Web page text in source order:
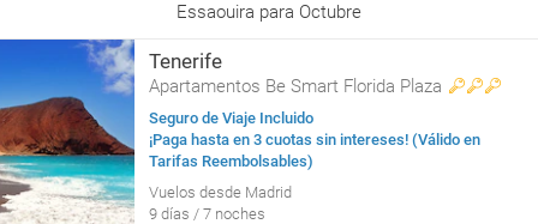
Essaouira para Octubre
Tenerife
Apartamentos Be Smart Florida Plaza
Seguro de Viaje Incluido
¡Paga hasta en 3 cuotas sin intereses! (Válido en
Tarifas Reembolsables)
Vuelos desde Madrid
9 días / 7 noches